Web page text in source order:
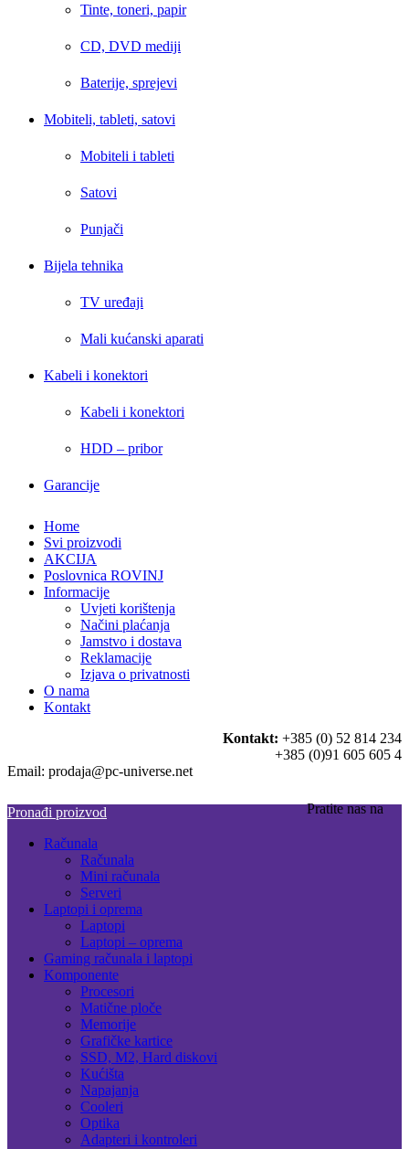
Tinte, toneri, papir
CD, DVD mediji
Baterije, sprejevi
Mobiteli, tableti, satovi
Mobiteli i tableti
Satovi
Punjači
Bijela tehnika
TV uređaji
Mali kućanski aparati
Kabeli i konektori
Kabeli i konektori
HDD – pribor
Garancije
Home
Svi proizvodi
AKCIJA
Poslovnica ROVINJ
Informacije
Uvjeti korištenja
Načini plaćanja
Jamstvo i dostava
Reklamacije
Izjava o privatnosti
O nama
Kontakt
Kontakt: +385 (0) 52 814 234
+385 (0)91 605 605 4
Email: prodaja@pc-universe.net
Pratite nas na
Pronađi proizvod
Računala
Računala
Mini računala
Serveri
Laptopi i oprema
Laptopi
Laptopi – oprema
Gaming računala i laptopi
Komponente
Procesori
Matične ploče
Memorije
Grafičke kartice
SSD, M2, Hard diskovi
Kućišta
Napajanja
Cooleri
Optika
Adapteri i kontroleri